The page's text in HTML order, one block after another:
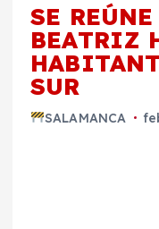
SE
BEATRIZ
SUR
SALAMANCA